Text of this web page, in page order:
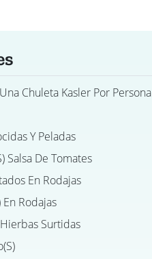
Chuleta Kasler Por Persona
Y Peladas
Salsa De Tomates
En Rodajas
Rodajas
Surtidas